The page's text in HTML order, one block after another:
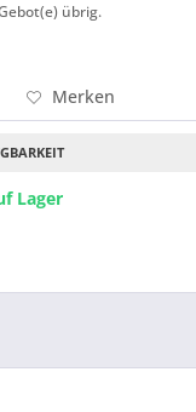
übrig.
Merken
Lager